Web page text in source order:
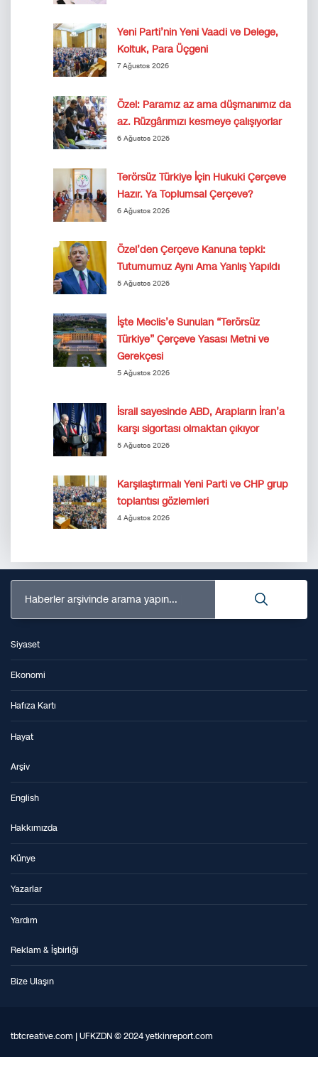
Yeni Parti’nin Yeni Vaadi ve Delege,
Koltuk, Para Üçgeni
7 Ağustos 2026
Özel: Paramız az ama düşmanımız da
az. Rüzgârımızı kesmeye çalışıyorlar
6 Ağustos 2026
Terörsüz Türkiye İçin Hukuki Çerçeve
Hazır. Ya Toplumsal Çerçeve?
6 Ağustos 2026
Özel’den Çerçeve Kanuna tepki:
Tutumumuz Aynı Ama Yanlış Yapıldı
5 Ağustos 2026
İşte Meclis’e Sunulan “Terörsüz
Türkiye” Çerçeve Yasası Metni ve
Gerekçesi
5 Ağustos 2026
İsrail sayesinde ABD, Arapların İran’a
karşı sigortası olmaktan çıkıyor
5 Ağustos 2026
Karşılaştırmalı Yeni Parti ve CHP grup
toplantısı gözlemleri
4 Ağustos 2026
Haberler arşivinde arama yapın...
Siyaset
Ekonomi
Hafıza Kartı
Hayat
Arşiv
English
Hakkımızda
Künye
Yazarlar
Yardım
Reklam & İşbirliği
Bize Ulaşın
tbtcreative.com | UFKZDN © 2024 yetkinreport.com